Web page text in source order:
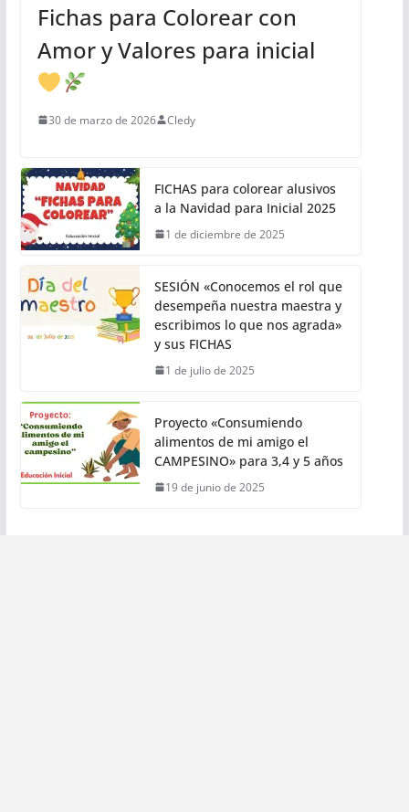
Fichas para Colorear con
Amor y Valores para inicial
30 de marzo de 2026 Cledy
FICHAS para colorear alusivos
a la Navidad para Inicial 2025
1 de diciembre de 2025
SESIÓN «Conocemos el rol que
desempeña nuestra maestra y
escribimos lo que nos agrada»
y sus FICHAS
1 de julio de 2025
Proyecto «Consumiendo
alimentos de mi amigo el
CAMPESINO» para 3,4 y 5 años
19 de junio de 2025